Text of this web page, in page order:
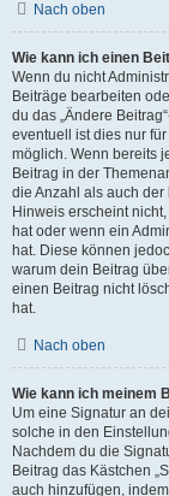
Nach oben
Wie kann ich einen
Wenn du nicht
Beiträge bearbeiten
du das „Ändere
eventuell ist dies nur
möglich. Wenn bereits
Beitrag in der
die Anzahl als auch
Hinweis erscheint
hat oder wenn ein
hat. Diese können
warum dein Beitrag
einen Beitrag nicht
hat.
Nach oben
Wie kann ich meinem
Um eine Signatur an
solche in den
Nachdem du die
Beitrag das Kästchen
auch hinzufügen,